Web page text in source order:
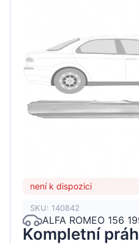
není k dispozici
SKU: 140842
ALFA ROMEO 156
Kompletní